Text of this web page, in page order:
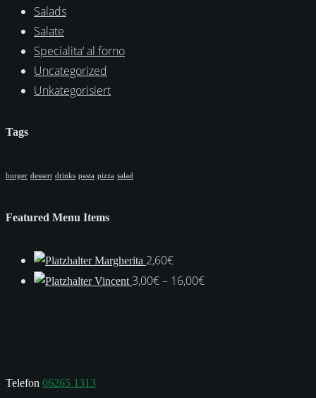
Salads
Salate
Specialita‘ al forno
Uncategorized
Unkategorisiert
Tags
burger dessert drinks pasta pizza salad
Featured Menu Items
Margherita 2,60€
Vincent 3,00€– 16,00€Preisspanne:
Telefon 06265 1313